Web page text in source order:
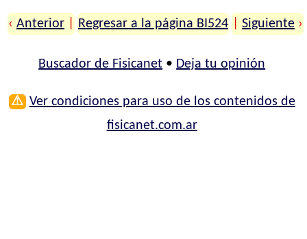
‹ Anterior Regresar a la página BI524 Siguiente ›
Buscador de Fisicanet • Deja tu opinión
⚠ Ver condiciones para uso de los contenidos de
fisicanet.com.ar